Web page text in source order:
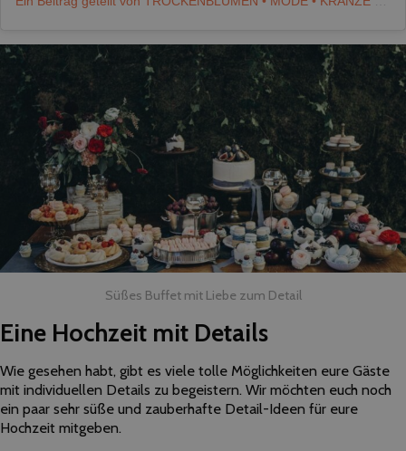
Süßes Buffet mit Liebe zum Detail
Eine Hochzeit mit Details
Wie gesehen habt, gibt es viele tolle Möglichkeiten eure Gäste
mit individuellen Details zu begeistern. Wir möchten euch noch
ein paar sehr süße und zauberhafte Detail-Ideen für eure
Hochzeit mitgeben.